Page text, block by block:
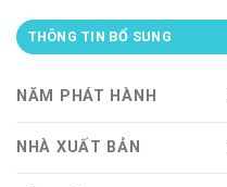
THÔNG TIN BỔ SUNG
NĂM PHÁT HÀNH
NHÀ XUẤT BẢN